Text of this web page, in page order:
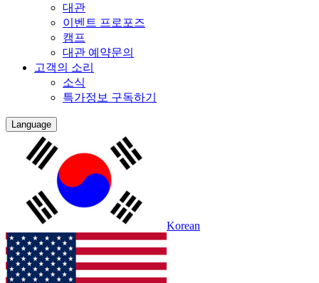
대관
이벤트 프로포즈
캠프
대관 예약문의
고객의 소리
소식
특가정보 구독하기
Language
Korean